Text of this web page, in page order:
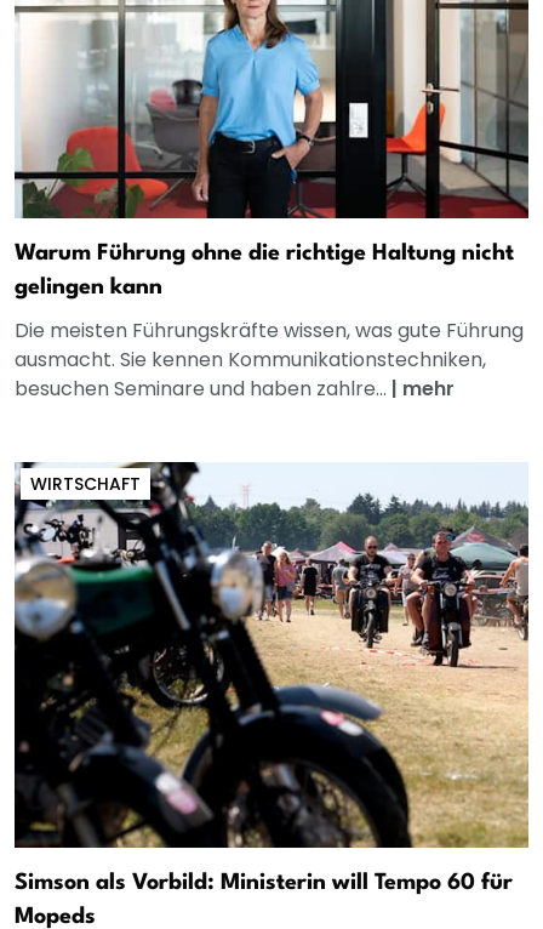
Warum Führung ohne die richtige Haltung nicht
gelingen kann
Die meisten Führungskräfte wissen, was gute Führung
ausmacht. Sie kennen Kommunikationstechniken,
besuchen Seminare und haben zahlre... | mehr
WIRTSCHAFT
Simson als Vorbild: Ministerin will Tempo 60 für
Mopeds